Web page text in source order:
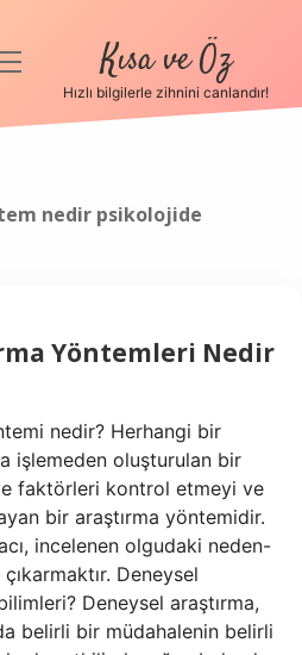
Kısa ve Öz
Hızlı bilgilerle zihnini canlandır!
nedir psikolojide
Yöntemleri Nedir
nedir? Herhangi bir
işlemeden oluşturulan bir
faktörleri kontrol etmeyi ve
bir araştırma yöntemidir.
incelenen olgudaki neden-
Deneysel
Deneysel araştırma,
belirli bir müdahalenin belirli